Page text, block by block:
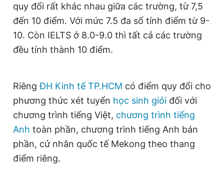
quy đổi rất khác nhau giữa các trường, từ 7,5
đến 10 điểm. Với mức 7.5 đa số tính điểm từ 9-
10. Còn IELTS ở 8.0-9.0 thì tất cả các trường
đều tính thành 10 điểm.
RiêngĐH Kinh tế TP.HCM có điểm quy đổi cho
phương thức xét tuyển học sinh giỏi đối với
chương trình tiếng Việt, chương trình tiếng
Anh toàn phần, chương trình tiếng Anh bán
phần, cử nhân quốc tế Mekong theo thang
điểm riêng.